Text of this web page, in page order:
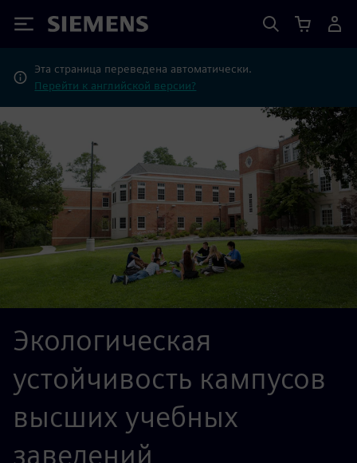
Siemens
Эта страница переведена автоматически.
Перейти к английской версии?
Экологическая
устойчивость кампусов
высших учебных
заведений